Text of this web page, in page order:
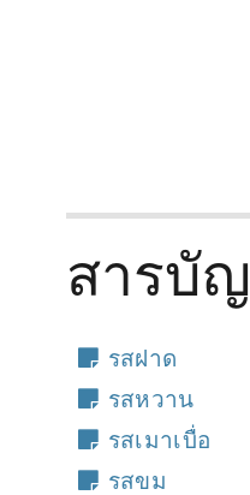
สารบัญ
รสฝาด
รสหวาน
รสเมาเบื่อ
รสขม